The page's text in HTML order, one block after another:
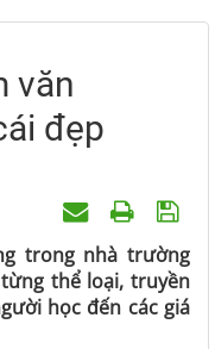
văn
đẹp
trong nhà trường
thể loại, truyền
học đến các giá